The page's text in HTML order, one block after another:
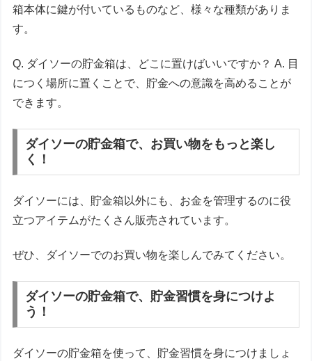
箱本体に鍵が付いているものなど、様々な種類がありま
す。
Q. ダイソーの貯金箱は、どこに置けばいいですか？ A. 目
につく場所に置くことで、貯金への意識を高めることが
できます。
ダイソーの貯金箱で、お買い物をもっと楽し
く！
ダイソーには、貯金箱以外にも、お金を管理するのに役
立つアイテムがたくさん販売されています。
ぜひ、ダイソーでのお買い物を楽しんでみてください。
ダイソーの貯金箱で、貯金習慣を身につけよ
う！
ダイソーの貯金箱を使って、貯金習慣を身につけましょ